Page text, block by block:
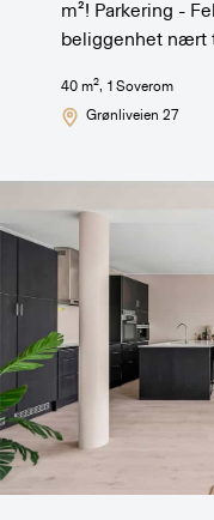
m²! Parkering -
beliggenhet nært
40 m2, 1 Soverom
Grønliveien 27